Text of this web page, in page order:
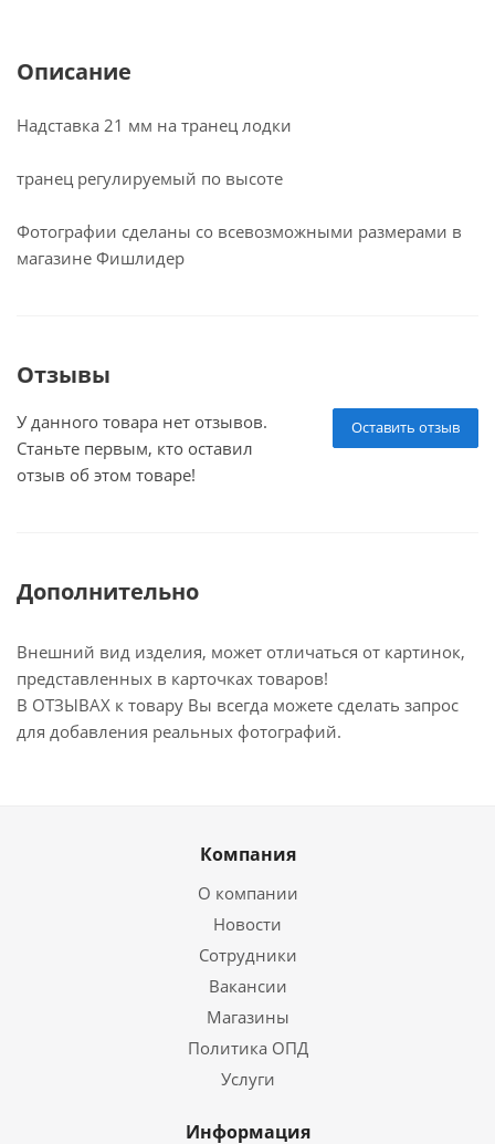
Описание
Надставка 21 мм на транец лодки
транец регулируемый по высоте
Фотографии сделаны со всевозможными размерами в
магазине Фишлидер
Отзывы
Оставить отзыв
У данного товара нет отзывов.
Станьте первым, кто оставил
отзыв об этом товаре!
Дополнительно
Внешний вид изделия, может отличаться от картинок,
представленных в карточках товаров!
В ОТЗЫВАХ к товару Вы всегда можете сделать запрос
для добавления реальных фотографий.
Компания
О компании
Новости
Сотрудники
Вакансии
Магазины
Политика ОПД
Услуги
Информация